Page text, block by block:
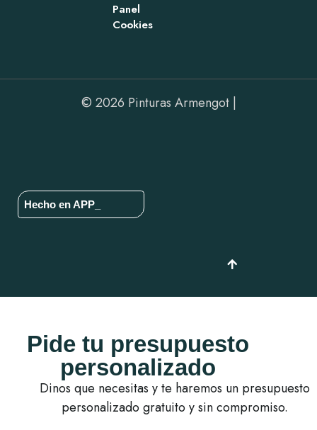
Panel
Cookies
© 2026 Pinturas Armengot |
Hecho en APP_
Pide tu presupuesto
personalizado
Dinos que necesitas y te haremos un presupuesto
personalizado gratuito y sin compromiso.